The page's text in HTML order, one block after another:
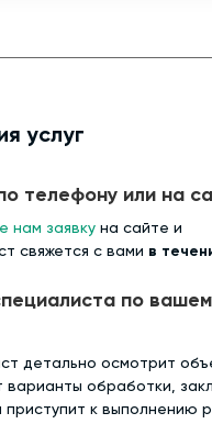
услуг
телефону или на
нам заявку на сайте и
свяжется с вами в
по
детально осмотрит
варианты обработки,
приступит к выполнению